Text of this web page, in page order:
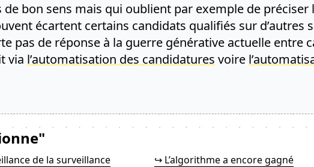
de bon sens mais qui oublient par exemple de préciser
écartent certains candidats qualifiés sur d’autres
pas de réponse à la guerre générative actuelle entre
via l’automatisation des candidatures voire
de la surveillance
↪ L’algorithme a encore gagné